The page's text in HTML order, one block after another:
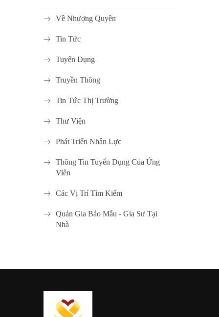
Về Nhượng Quyền
Tin Tức
Tuyển Dụng
Truyền Thông
Tin Tức Thị Trường
Thư Viện
Phát Triển Nhân Lực
Thông Tin Tuyển Dụng Của Ứng
Viên
Các Vị Trí Tìm Kiếm
Quản Gia Bảo Mẫu - Gia Sư Tại
Nhà